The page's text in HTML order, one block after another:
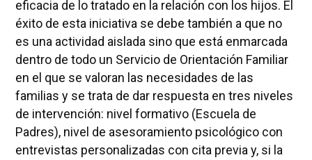
eficacia de lo tratado en la relación con los hijos. El
éxito de esta iniciativa se debe también a que no
es una actividad aislada sino que está enmarcada
dentro de todo un Servicio de Orientación Familiar
en el que se valoran las necesidades de las
familias y se trata de dar respuesta en tres niveles
de intervención: nivel formativo (Escuela de
Padres), nivel de asesoramiento psicológico con
entrevistas personalizadas con cita previa y, si la